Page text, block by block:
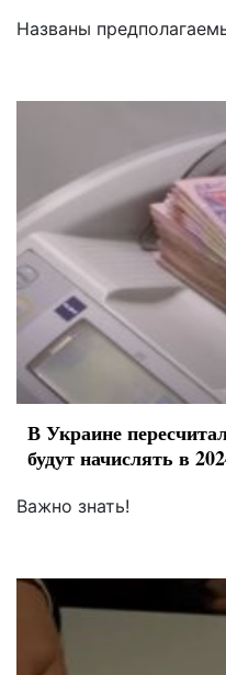
Названы
В Украине
будут начислять в
Важно знать!